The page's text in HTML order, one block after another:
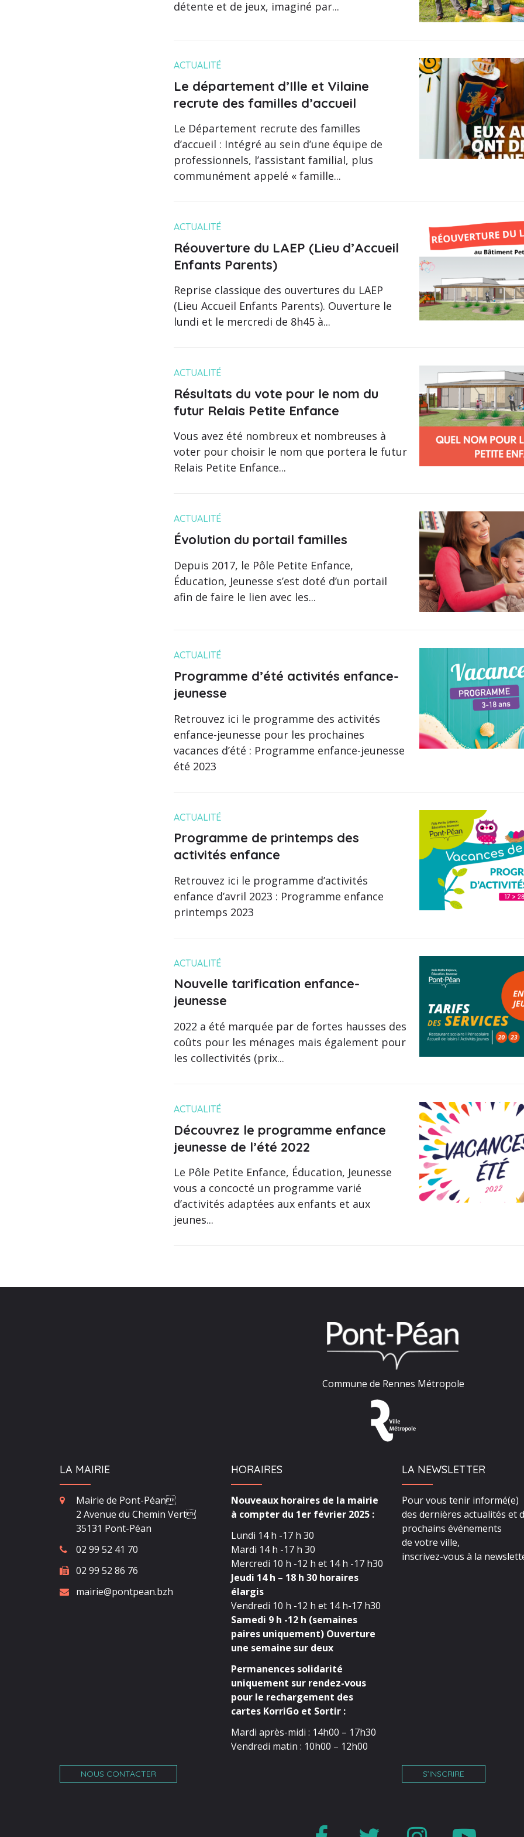
détente et de jeux, imaginé par...
ACTUALITÉ
Le département d’Ille et Vilaine
recrute des familles d’accueil
Le Département recrute des familles
d’accueil : Intégré au sein d’une équipe de
professionnels, l’assistant familial, plus
communément appelé « famille...
ACTUALITÉ
Réouverture du LAEP (Lieu d’Accueil
Enfants Parents)
Reprise classique des ouvertures du LAEP
(Lieu Accueil Enfants Parents). Ouverture le
lundi et le mercredi de 8h45 à...
ACTUALITÉ
Résultats du vote pour le nom du
futur Relais Petite Enfance
Vous avez été nombreux et nombreuses à
voter pour choisir le nom que portera le futur
Relais Petite Enfance...
ACTUALITÉ
Évolution du portail familles
Depuis 2017, le Pôle Petite Enfance,
Éducation, Jeunesse s’est doté d’un portail
afin de faire le lien avec les...
ACTUALITÉ
Programme d’été activités enfance-
jeunesse
Retrouvez ici le programme des activités
enfance-jeunesse pour les prochaines
vacances d’été : Programme enfance-jeunesse
été 2023
ACTUALITÉ
Programme de printemps des
activités enfance
Retrouvez ici le programme d’activités
enfance d’avril 2023 : Programme enfance
printemps 2023
ACTUALITÉ
Nouvelle tarification enfance-
jeunesse
2022 a été marquée par de fortes hausses des
coûts pour les ménages mais également pour
les collectivités (prix...
ACTUALITÉ
Découvrez le programme enfance
jeunesse de l’été 2022
Le Pôle Petite Enfance, Éducation, Jeunesse
vous a concocté un programme varié
d’activités adaptées aux enfants et aux
jeunes...
Commune de Rennes Métropole
LA MAIRIE
Mairie de Pont-Péan
2 Avenue du Chemin Vert
35131 Pont-Péan
02 99 52 41 70
02 99 52 86 76
mairie@pontpean.bzh
NOUS CONTACTER
HORAIRES
Nouveaux horaires de la mairie
à compter du 1er février 2025 :
Lundi 14 h -17 h 30
Mardi 14 h -17 h 30
Mercredi 10 h -12 h et 14 h -17 h30
Jeudi 14 h – 18 h 30 horaires
élargis
Vendredi 10 h -12 h et 14 h-17 h30
Samedi 9 h -12 h (semaines
paires uniquement) Ouverture
une semaine sur deux
Permanences solidarité
uniquement sur rendez-vous
pour le rechargement des
cartes KorriGo et Sortir :
Mardi après-midi : 14h00 – 17h30
Vendredi matin : 10h00 – 12h00
LA NEWSLETTER
Pour vous tenir informé(e)
des dernières actualités et
prochains événements
de votre ville,
inscrivez-vous à la
S’INSCRIRE